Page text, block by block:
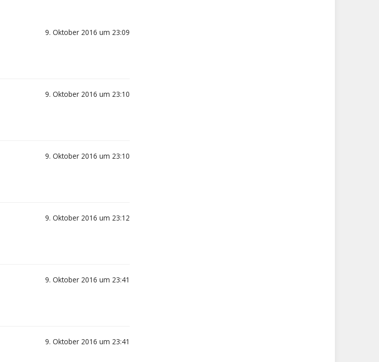
9. Oktober 2016 um 23:09
9. Oktober 2016 um 23:10
9. Oktober 2016 um 23:10
9. Oktober 2016 um 23:12
9. Oktober 2016 um 23:41
9. Oktober 2016 um 23:41